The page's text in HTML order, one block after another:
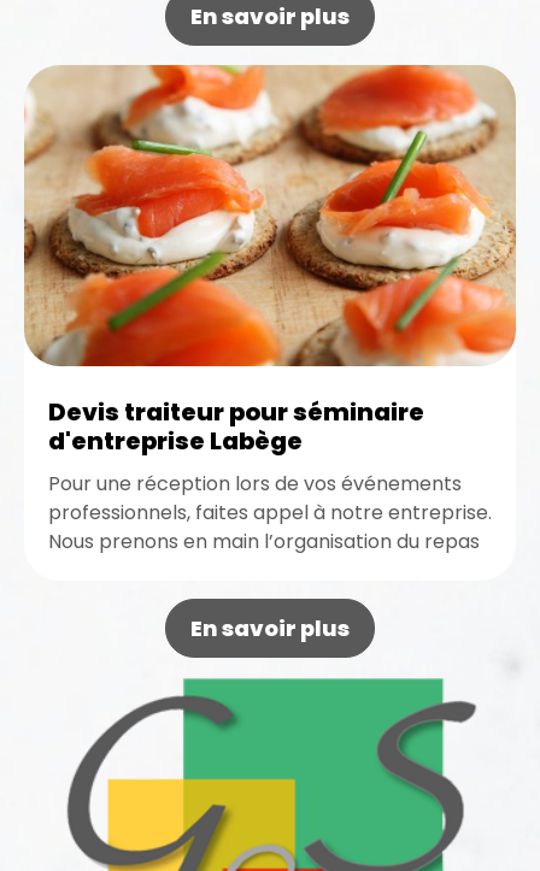
En savoir plus
Devis traiteur pour séminaire
d'entreprise Labège
Pour une réception lors de vos événements
professionnels, faites appel à notre entreprise.
Nous prenons en main l’organisation du repas
En savoir plus